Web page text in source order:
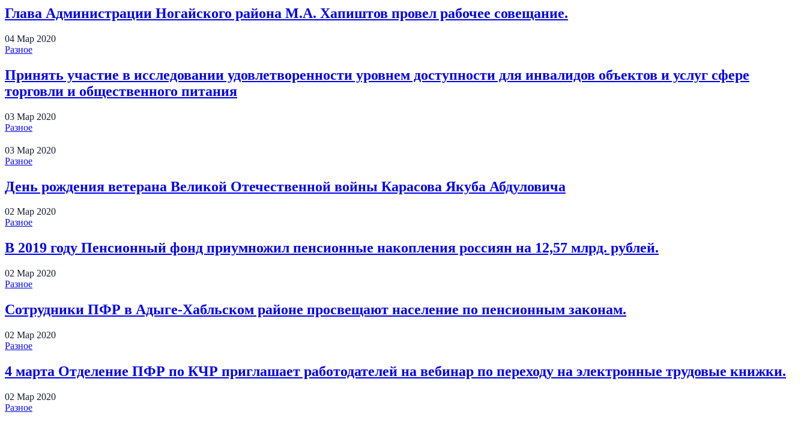
Глава Администрации Ногайского района М.А. Хапиштов провел рабочее совещание.
04 Мар 2020
Разное
Принять участие в исследовании удовлетворенности уровнем доступности для инвалидов объектов и услуг сфере
торговли и общественного питания
03 Мар 2020
Разное
03 Мар 2020
Разное
День рождения ветерана Великой Отечественной войны Карасова Якуба Абдуловича
02 Мар 2020
Разное
В 2019 году Пенсионный фонд приумножил пенсионные накопления россиян на 12,57 млрд. рублей.
02 Мар 2020
Разное
Сотрудники ПФР в Адыге-Хабльском районе просвещают население по пенсионным законам.
02 Мар 2020
Разное
4 марта Отделение ПФР по КЧР приглашает работодателей на вебинар по переходу на электронные трудовые книжки.
02 Мар 2020
Разное